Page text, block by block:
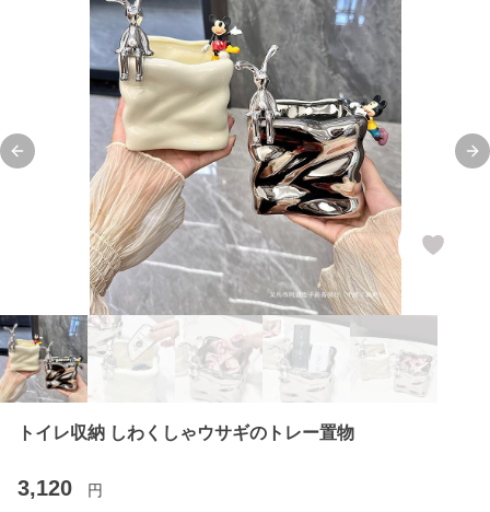
Previous slide
トイレ収納 しわくしゃウサギのトレー置物
3,120 円